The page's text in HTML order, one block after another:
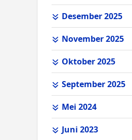
Desember 2025
November 2025
Oktober 2025
September 2025
Mei 2024
Juni 2023